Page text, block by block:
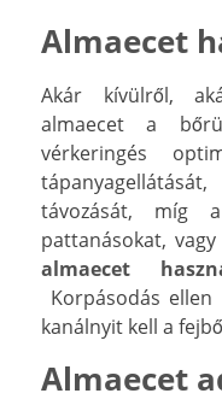
Almaecet
Akár kívülről,
almaecet a
vérkeringés
távozását, míg
pattanásokat,
almaecet
Korpásodás
kanálnyit kell a
Almaecet